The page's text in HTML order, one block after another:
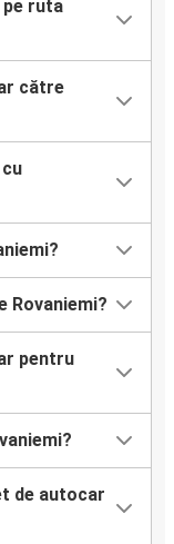
ruta
către
Rovaniemi?
pentru
de autocar